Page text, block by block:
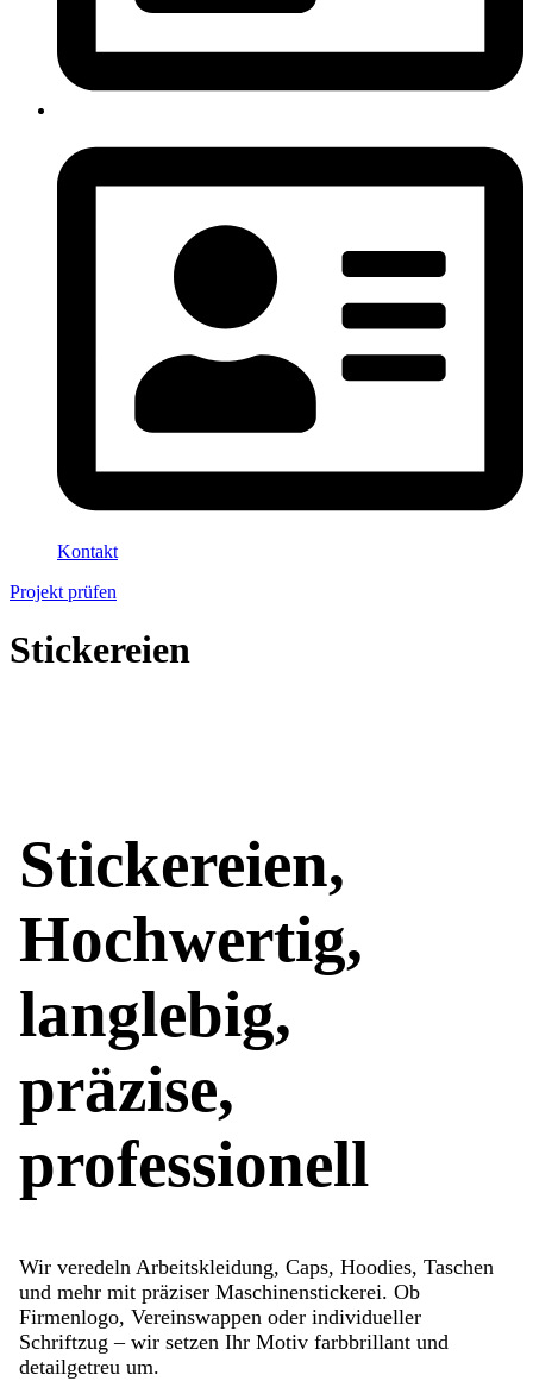
Kontakt
Projekt prüfen
Stickereien
Stickereien,
Hochwertig,
langlebig,
präzise,
professionell
Wir veredeln Arbeitskleidung, Caps, Hoodies, Taschen
und mehr mit präziser Maschinenstickerei. Ob
Firmenlogo, Vereinswappen oder individueller
Schriftzug – wir setzen Ihr Motiv farbbrillant und
detailgetreu um.